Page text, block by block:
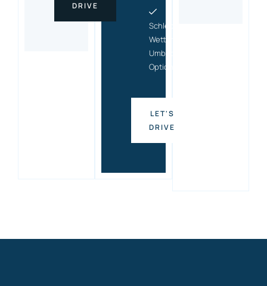
DRIVE
Schlecht-
Wetter-
Umbuchungs
Option
LET'S
DRIVE